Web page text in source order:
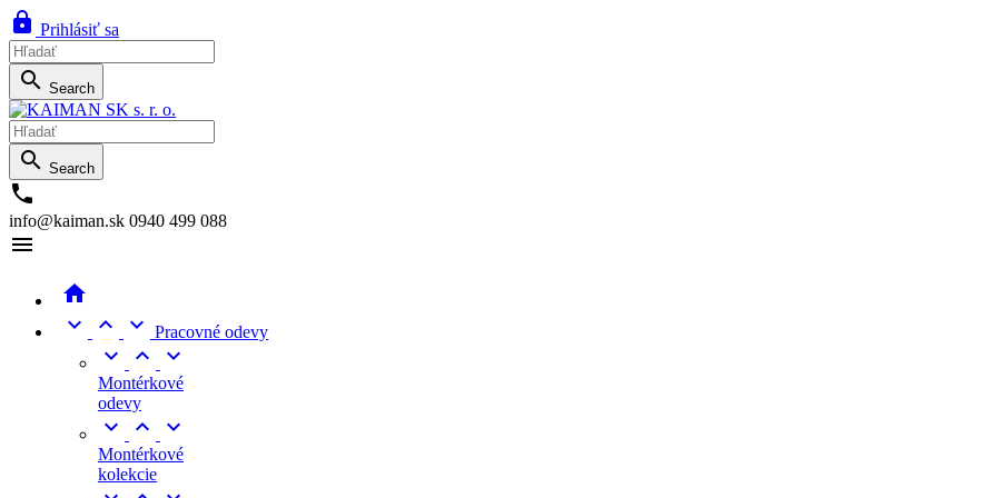
 Prihlásiť sa
 Search
 Search

info@kaiman.sk 0940 499 088



  Pracovné odevy
  
Montérkové
odevy
  
Montérkové
kolekcie